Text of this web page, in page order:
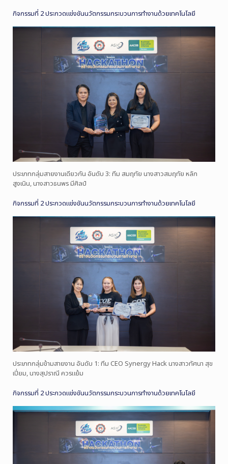
กิจกรรมที่ 2 ประกวดแข่งขันนวัตกรรมกระบวนการทำงานด้วยเทคโนโลยี
ประเภทกลุ่มสายงานเดียวกัน อันดับ 3: ทีม สมฤทัย นางสาวสมฤทัย หลัก
สูงเนิน, นางสาวธนพร มีศิลป์
กิจกรรมที่ 2 ประกวดแข่งขันนวัตกรรมกระบวนการทำงานด้วยเทคโนโลยี
ประเภทกลุ่มข้ามสายงาน อันดับ 1: ทีม CEO Synergy Hack นางสาวทัศนา สุข
เปี่ยม, นางสุปราณี ควรแย้ม
กิจกรรมที่ 2 ประกวดแข่งขันนวัตกรรมกระบวนการทำงานด้วยเทคโนโลยี